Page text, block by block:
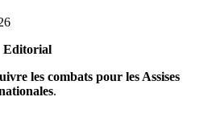
Editorial
les combats pour les Assises
.